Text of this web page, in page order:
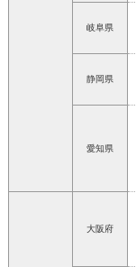
岐阜県
静岡県
愛知県
大阪府